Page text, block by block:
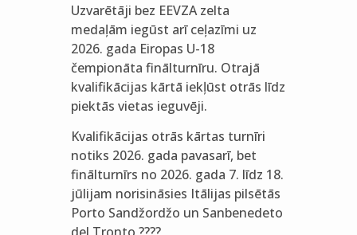
Uzvarētāji bez EEVZA zelta
medaļām iegūst arī ceļazīmi uz
2026. gada Eiropas U-18
čempionāta finālturnīru. Otrajā
kvalifikācijas kārtā iekļūst otrās līdz
piektās vietas ieguvēji.
Kvalifikācijas otrās kārtas turnīri
notiks 2026. gada pavasarī, bet
finālturnīrs no 2026. gada 7. līdz 18.
jūlijam norisināsies Itālijas pilsētās
Porto Sandžordžo un Sanbenedeto